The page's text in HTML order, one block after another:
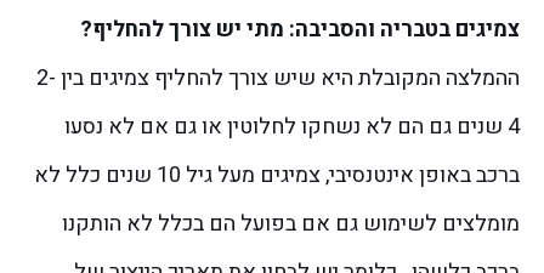
צמיגים בטבריה והסביבה: מתי יש צורך להחליף?
ההמלצה המקובלת היא שיש צורך להחליף צמיגים בין 2-
4 שנים גם הם לא נשחקו לחלוטין או גם אם לא נסעו
ברכב באופן אינטנסיבי, צמיגים מעל גיל 10 שנים כלל לא
מומלצים לשימוש גם אם בפועל הם בכלל לא הותקנו